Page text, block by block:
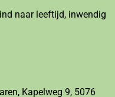
naar leeftijd, inwendig
Kapelweg 9, 5076